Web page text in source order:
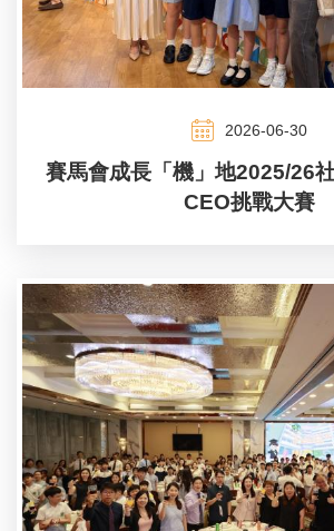
2026-06-30
賽馬會成長「機」地2025/26
CEO挑戰大賽